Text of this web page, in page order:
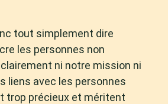
tout simplement dire
les personnes non
ni notre mission ni
liens avec les personnes
trop précieux et méritent